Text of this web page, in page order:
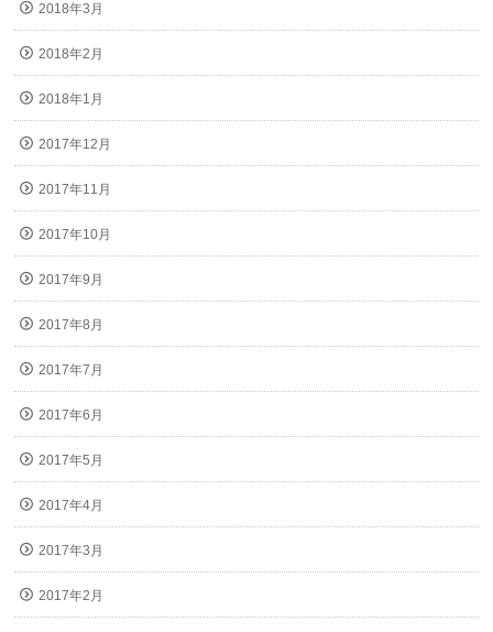
2018年3月
2018年2月
2018年1月
2017年12月
2017年11月
2017年10月
2017年9月
2017年8月
2017年7月
2017年6月
2017年5月
2017年4月
2017年3月
2017年2月